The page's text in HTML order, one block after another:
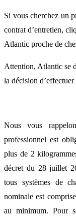
Si vous cherchez un
contrat d’entretien,
Atlantic proche de
Attention, Atlantic se
la décision
Nous vous
professionnel est
plus de 2
décret du 28 juillet
tous systèmes de
nominale est
au minimum. Pour